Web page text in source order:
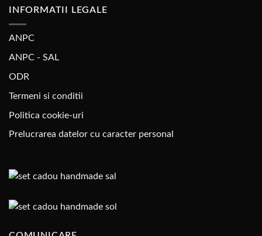
INFORMATII LEGALE
ANPC
ANPC - SAL
ODR
Termeni si conditii
Politica cookie-uri
Prelucrarea datelor cu caracter personal